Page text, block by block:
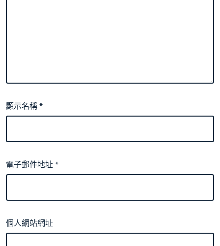
顯示名稱*
電子郵件地址*
個人網站網址